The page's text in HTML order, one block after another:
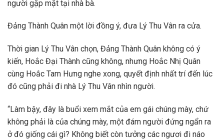
người gặp mặt tại nhà bà.
Đảng Thành Quân một lời đồng ý, đưa Lý Thu Vân ra cửa.
Thời gian Lý Thu Vân chọn, Đảng Thành Quân không có ý
kiến, Hoắc Đại Thành cũng không, nhưng Hoắc Nhị Quân
cùng Hoắc Tam Hưng nghe xong, quyết định nhất trí đến lúc
đó cũng phải đi nhà Lý Thu Vân nhìn người.
“Làm bậy, đây là buổi xem mắt của em gái chúng mày, chứ
không phải là của chúng mày, một đám người đứng ngẩn ra
ở đó giống cái gì? Không biết còn tưởng các ngươi đi náo